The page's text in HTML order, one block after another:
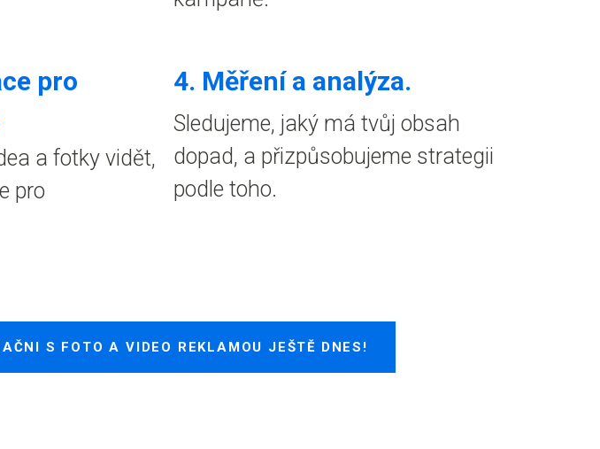
pro
a fotky vidět,
pro
4. Měření a analýza.
Sledujeme, jaký má tvůj obsah
dopad, a přizpůsobujeme strategii
podle toho.
S FOTO A VIDEO REKLAMOU JEŠTĚ DNES!